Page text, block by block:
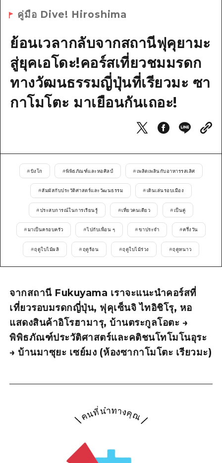
ประวัติศาสตร์ / วัฒนธรรม
การรักษา
ธรรมชาติ
ยามากุจิตะวันออก
จังหวัดเอฮิเมะ
ชิมาเนะ
บริการรับฝากและจัดส่งสัมภาระ
ฮิโรชิมะโอโมะเตะนะชิ
ฮิโรชิม่า ฟรี Wi-Fi
TRAVELPAL International
คำถามที่พบบ่อย
ดาวน์โหลดรูปภาพ
ข้อมูลการขนส่งระหว่างเกิดภัยพิบัติ
อีเว้นท์
คู่มือ Dive! Hiroshima
ย้อนเวลากลับจากสถานีฟุคุยามะ
สู่ยุคเอโดะ!คอร์สเที่ยวชมมรดก
ทางวัฒนธรรมญี่ปุ่นที่เรียวมะ ซา
กาโมโตะ มาเยือนกันเถอะ!
#บิงโก #พิพิธภัณฑ์และหอศิลป์ #เพลิดเพลินกับอาหารรสเลิศ
#สัมผัสกับประวัติศาสตร์และวัฒนธรรม #เดินเล่นรอบเมือง
#ประสบการณ์ในการเรียนรู้ #เที่ยวคนเดียว #เป็นคู่
#มาเป็นครอบครัว #ไปกับเพื่อน ๆ #ขาประจำ #ครึ่งวัน
#ฤดูใบไม้ผลิ #ฤดูร้อน #ฤดูใบไม้ร่วง #ฤดูหนาว
จากสถานี Fukuyama เราจะแนะนำคอร์สที่
เที่ยวรอบมรดกญี่ปุ่น, ฟุคุเซ็นจิ ไทอิชิโรุ, หอ
แสดงสินค้าอิโรฮามารุ, บ้านตระกูลโอตะ →
พิพิธภัณฑ์ประวัติศาสตร์และคติชนโทโมโนอุระ
→ บ้านมาซุยะ เซย์มง (ห้องซากาโมโตะ เรียวมะ)